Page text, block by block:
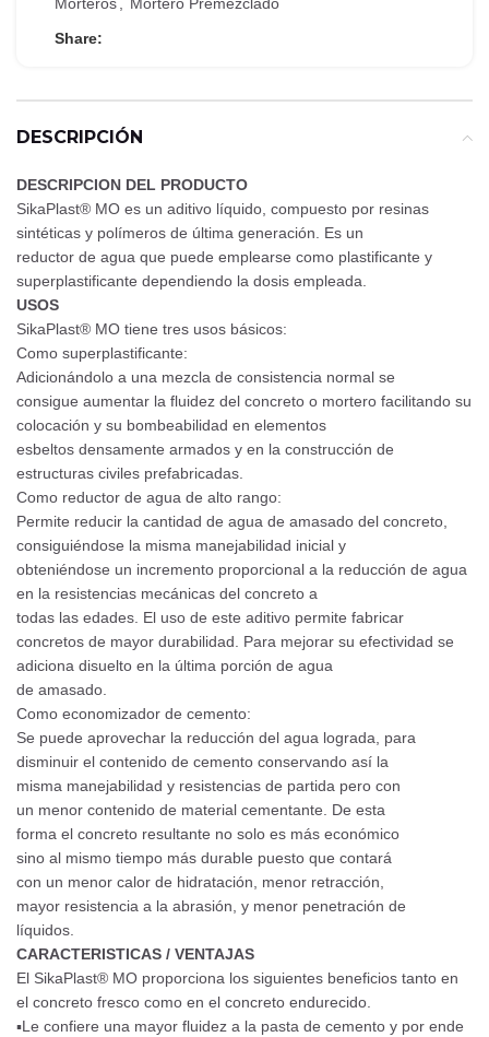
Morteros, Mortero Premezclado
Share:
DESCRIPCIÓN
DESCRIPCION DEL PRODUCTO
SikaPlast® MO es un aditivo líquido, compuesto por resinas
sintéticas y polímeros de última generación. Es un
reductor de agua que puede emplearse como plastificante y
superplastificante dependiendo la dosis empleada.
USOS
SikaPlast® MO tiene tres usos básicos:
Como superplastificante:
Adicionándolo a una mezcla de consistencia normal se
consigue aumentar la fluidez del concreto o mortero facilitando su
colocación y su bombeabilidad en elementos
esbeltos densamente armados y en la construcción de
estructuras civiles prefabricadas.
Como reductor de agua de alto rango:
Permite reducir la cantidad de agua de amasado del concreto,
consiguiéndose la misma manejabilidad inicial y
obteniéndose un incremento proporcional a la reducción de agua
en la resistencias mecánicas del concreto a
todas las edades. El uso de este aditivo permite fabricar
concretos de mayor durabilidad. Para mejorar su efectividad se
adiciona disuelto en la última porción de agua
de amasado.
Como economizador de cemento:
Se puede aprovechar la reducción del agua lograda, para
disminuir el contenido de cemento conservando así la
misma manejabilidad y resistencias de partida pero con
un menor contenido de material cementante. De esta
forma el concreto resultante no solo es más económico
sino al mismo tiempo más durable puesto que contará
con un menor calor de hidratación, menor retracción,
mayor resistencia a la abrasión, y menor penetración de
líquidos.
CARACTERISTICAS / VENTAJAS
El SikaPlast® MO proporciona los siguientes beneficios tanto en
el concreto fresco como en el concreto endurecido.
▪Le confiere una mayor fluidez a la pasta de cemento y por ende